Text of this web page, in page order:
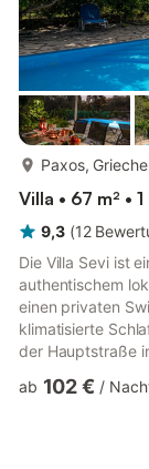
Paxos,
Villa • 67 m² •
9,3 (12
Die Villa Sevi ist
authentischem
einen privaten
klimatisierte
der Hauptstraße
eine Familie oder
ab 102 € /